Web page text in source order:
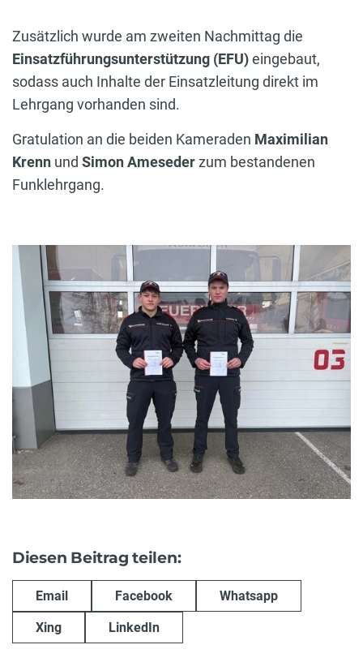
Zusätzlich wurde am zweiten Nachmittag die
Einsatzführungsunterstützung (EFU)eingebaut,
sodass auch Inhalte der Einsatzleitung direkt im
Lehrgang vorhanden sind.
Gratulation an die beiden Kameraden Maximilian
Krenn und Simon Amesederzum bestandenen
Funklehrgang.
Diesen Beitrag teilen:
Email Facebook Whatsapp
Xing LinkedIn